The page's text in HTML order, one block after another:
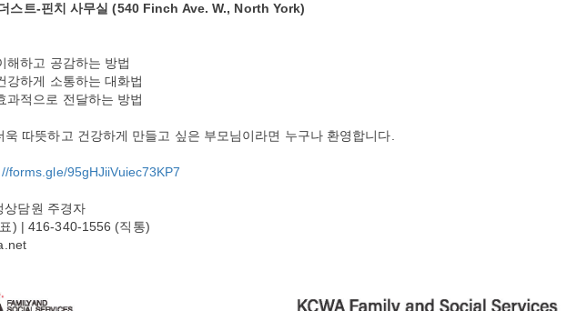
스트-핀치 사무실 (540 Finch Ave. W., North York)
해하고 공감하는 방법
강하게 소통하는 대화법
과적으로 전달하는 방법
욱 따뜻하고 건강하게 만들고 싶은 부모님이라면 누구나 환영합니다.
forms.gle/95gHJiiVuiec73KP7
상담원 주경자
) | 416-340-1556 (직통)